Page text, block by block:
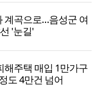
계곡으로…음성군 여
'눈길'
해주택 매입 1만가구
도 4만건 넘어